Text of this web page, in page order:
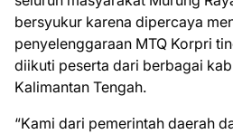
bersyukur karena dipercaya
penyelenggaraan MTQ Korpri
diikuti peserta dari berbagai
Kalimantan Tengah.
“Kami dari pemerintah daerah